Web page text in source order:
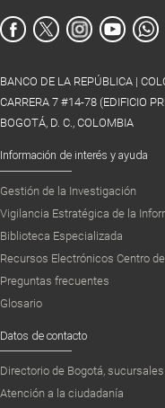
BANCO DE LA REPÚBLICA |
CARRERA 7 #14-78 (EDIFICIO
BOGOTÁ, D. C., COLOMBIA
Información de interés y ayuda
Gestión de la Investigación
Vigilancia Estratégica de la
Biblioteca Especializada
Recursos Electrónicos Centro
Preguntas frecuentes
Glosario
Datos de contacto
Directorio de Bogotá,
Atención a la ciudadanía